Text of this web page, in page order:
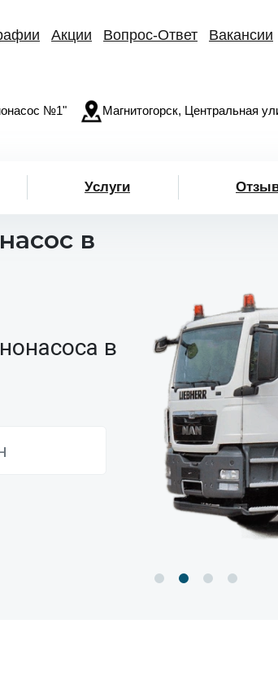
Акции Вопрос-Ответ Вакансии
№1" Магнитогорск, Центральная
Услуги
в
в